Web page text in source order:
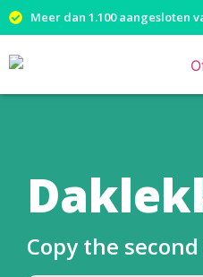
Meer dan 1.100 aangesloten
Copy the